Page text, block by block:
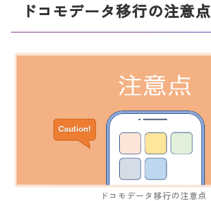
ドコモデータ移行の注意点
ドコモデータ移行の注意点